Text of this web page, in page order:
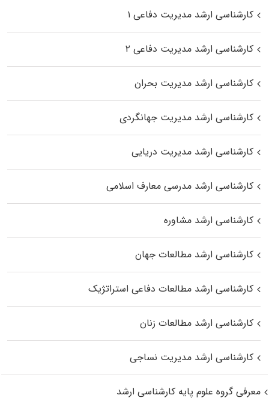
کارشناسی ارشد مدیریت دفاعی ۱
کارشناسی ارشد مدیریت دفاعی ۲
کارشناسی ارشد مدیریت بحران
کارشناسی ارشد مدیریت جهانگردی
کارشناسی ارشد مدیریت دریایی
کارشناسی ارشد مدرسی معارف اسلامی
کارشناسی ارشد مشاوره
کارشناسی ارشد مطالعات جهان
کارشناسی ارشد مطالعات دفاعی استراتژیک
کارشناسی ارشد مطالعات زنان
کارشناسی ارشد مدیریت نساجی
معرفی گروه علوم پایه کارشناسی ارشد